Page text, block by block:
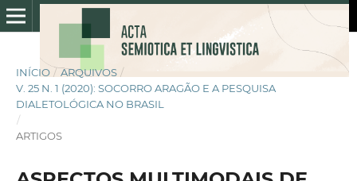
INÍCIO / ARQUIVOS /
V. 25 N. 1 (2020): SOCORRO ARAGÃO E A PESQUISA
DIALETOLÓGICA NO BRASIL
/
ARTIGOS